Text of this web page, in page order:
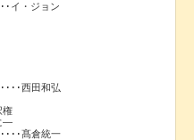
ジョン
田和弘
権
―
倉統一